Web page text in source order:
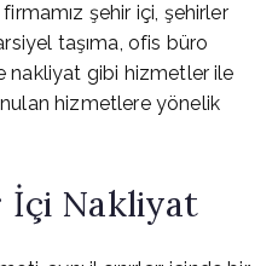
şehir içi, şehirler
taşıma, ofis büro
nakliyat gibi hizmetler ile
hizmetlere yönelik
İçi Nakliyat